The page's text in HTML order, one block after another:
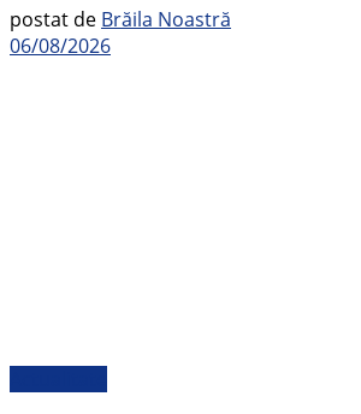
postat de Brăila Noastră
06/08/2026